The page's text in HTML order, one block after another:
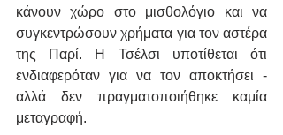
κάνουν χώρο στο μισθολόγιο και να
συγκεντρώσουν χρήματα για τον αστέρα
της Παρί. Η Τσέλσι υποτίθεται ότι
ενδιαφερόταν για να τον αποκτήσει -
αλλά δεν πραγματοποιήθηκε καμία
μεταγραφή.